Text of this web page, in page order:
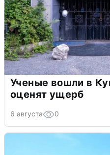
Ученые вошли в
оценят ущерб
6 августа 0